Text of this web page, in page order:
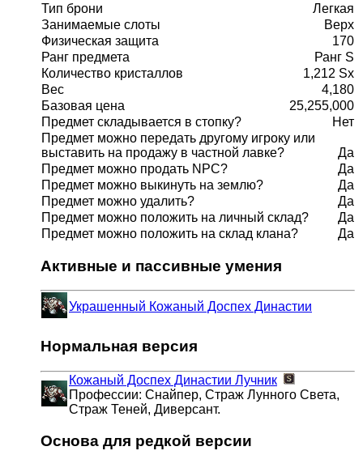
Тип брони
Легкая
Занимаемые слоты
Верх
Физическая защита
170
Ранг предмета
Ранг S
Количество кристаллов
1,212 Sx
Вес
4,180
Базовая цена
25,255,000
Предмет складывается в стопку?
Нет
Предмет можно передать другому игроку или
выставить на продажу в частной лавке?
Да
Предмет можно продать NPC?
Да
Предмет можно выкинуть на землю?
Да
Предмет можно удалить?
Да
Предмет можно положить на личный склад?
Да
Предмет можно положить на склад клана?
Да
Активные и пассивные умения
Украшенный Кожаный Доспех Династии
Нормальная версия
Кожаный Доспех Династии Лучник
Профессии: Снайпер, Страж Лунного Света,
Страж Теней, Диверсант.
Основа для редкой версии